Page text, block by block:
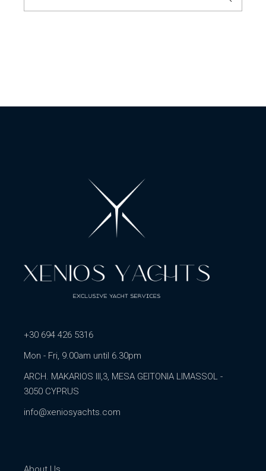
+30 694 426 5316
Mon - Fri, 9.00am until 6.30pm
ARCH. MAKARIOS III,3, MESA GEITONIA LIMASSOL -
3050 CYPRUS
info@xeniosyachts.com